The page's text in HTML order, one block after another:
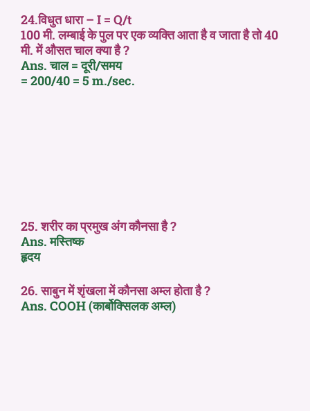
24.विधुत धारा – I = Q/t
100 मी. लम्बाई के पुल पर एक व्यक्ति आता है व जाता है तो 40
मी. में औसत चाल क्या है ?
Ans. चाल = दूरी/समय
= 200/40 = 5 m./sec.
25. शरीर का प्रमुख अंग कौनसा है ?
Ans. मस्तिष्क
हृदय
26. साबुन में शृंखला में कौनसा अम्ल होता है ?
Ans. COOH (कार्बोक्सिलक अम्ल)